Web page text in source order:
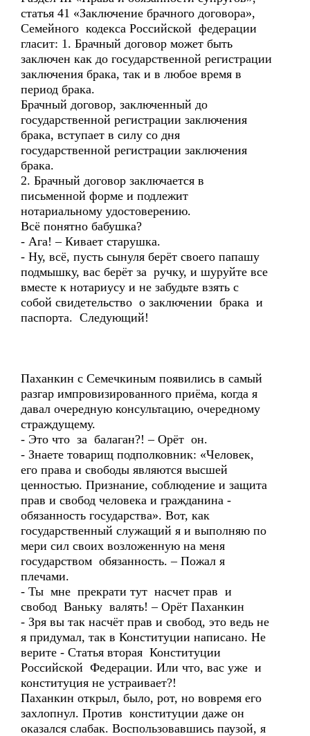
статья 41 «Заключение брачного договора»,
Семейного кодекса Российской федерации
гласит: 1. Брачный договор может быть
заключен как до государственной регистрации
заключения брака, так и в любое время в
период брака.
Брачный договор, заключенный до
государственной регистрации заключения
брака, вступает в силу со дня
государственной регистрации заключения
брака.
2. Брачный договор заключается в
письменной форме и подлежит
нотариальному удостоверению.
Всё понятно бабушка?
- Ага! – Кивает старушка.
- Ну, всё, пусть сынуля берёт своего папашу
подмышку, вас берёт за ручку, и шуруйте все
вместе к нотариусу и не забудьте взять с
собой свидетельство о заключении брака и
паспорта. Следующий!
Паханкин с Семечкиным появились в самый
разгар импровизированного приёма, когда я
давал очередную консультацию, очередному
страждущему.
- Это что за балаган?! – Орёт он.
- Знаете товарищ подполковник: «Человек,
его права и свободы являются высшей
ценностью. Признание, соблюдение и защита
прав и свобод человека и гражданина -
обязанность государства». Вот, как
государственный служащий я и выполняю по
мери сил своих возложенную на меня
государством обязанность. – Пожал я
плечами.
- Ты мне прекрати тут насчет прав и
свобод Ваньку валять! – Орёт Паханкин
- Зря вы так насчёт прав и свобод, это ведь не
я придумал, так в Конституции написано. Не
верите - Статья вторая Конституции
Российской Федерации. Или что, вас уже и
конституция не устраивает?!
Паханкин открыл, было, рот, но вовремя его
захлопнул. Против конституции даже он
оказался слабак. Воспользовавшись паузой, я